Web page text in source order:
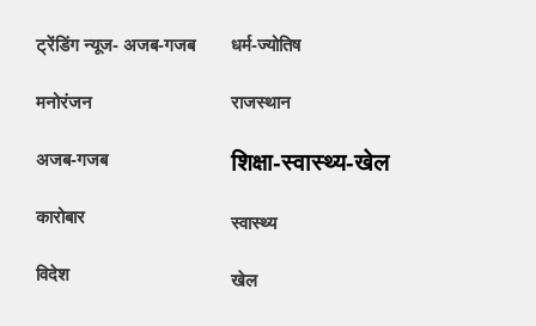
ट्रेंडिंग न्यूज- अजब-गजब
मनोरंजन
अजब-गजब
कारोबार
विदेश
धर्म-ज्योतिष
राजस्थान
शिक्षा-स्वास्थ्य-खेल
स्वास्थ्य
खेल